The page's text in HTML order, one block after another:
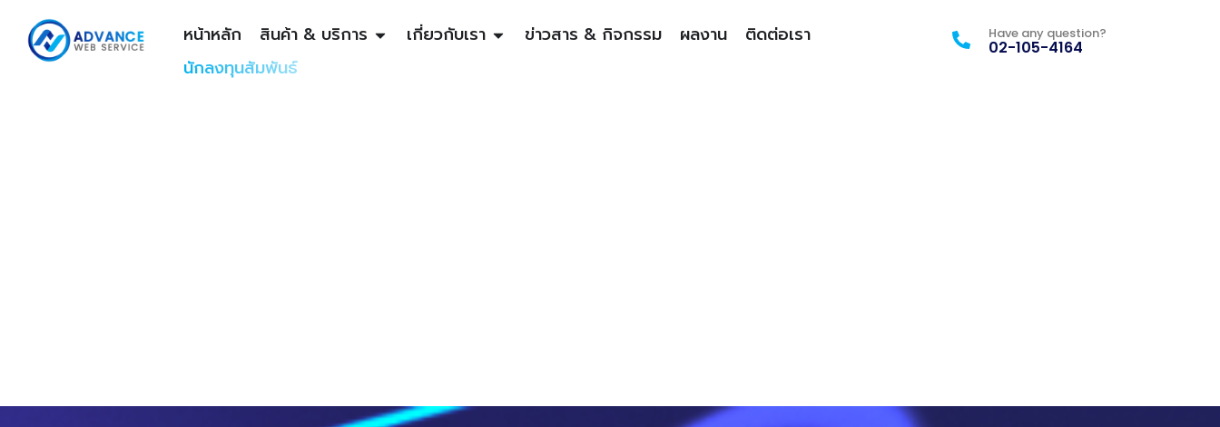
หน้าหลัก สินค้า & บริการ เกี่ยวกับเรา ข่าวสาร & กิจกรรม ผลงาน
ติดต่อเรา
นักลงทุนสัมพันธ์
Have any question?
02-105-4164